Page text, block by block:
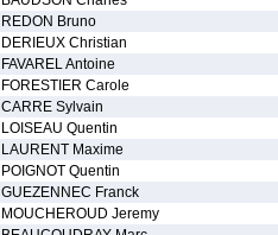
REDON Bruno
DERIEUX Christian
FAVAREL Antoine
FORESTIER Carole
CARRE Sylvain
LOISEAU Quentin
LAURENT Maxime
POIGNOT Quentin
GUEZENNEC Franck
MOUCHEROUD Jeremy